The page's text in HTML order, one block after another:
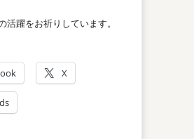
活躍をお祈りしています。
X